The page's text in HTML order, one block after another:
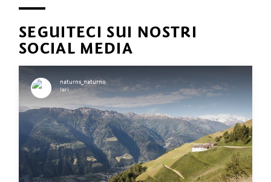
SEGUITECI SUI NOSTRI
SOCIAL MEDIA
naturns_naturno
Ieri